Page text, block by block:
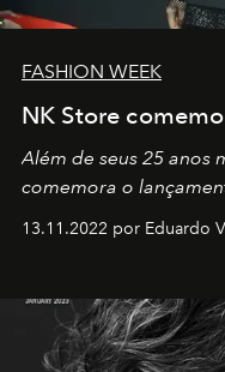
FASHION WEEK
NK Store
Além de seus 25 anos
comemora o
13.11.2022 por Eduardo